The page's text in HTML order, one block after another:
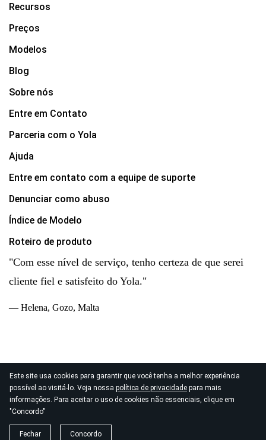
Este site usa cookies para garantir que você tenha a melhor experiência
possível ao visitá-lo. Veja nossa política de privacidade para mais
informações. Para aceitar o uso de cookies não essenciais, clique em
"Concordo"
Fechar Concordo
Recursos
Preços
Modelos
Blog
Sobre nós
Entre em Contato
Parceria com o Yola
Ajuda
Entre em contato com a equipe de suporte
Denunciar como abuso
Índice de Modelo
Roteiro de produto
"Com esse nível de serviço, tenho certeza de que serei
cliente fiel e satisfeito do Yola."
— Helena, Gozo, Malta
© 2026
Direitos autorais Yola Inc. Todos os direitos reservados.
Política de Privacidade
Processamento de Dados